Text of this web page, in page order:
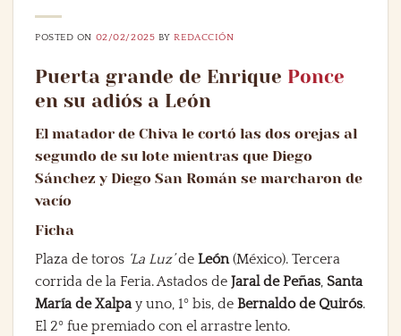
POSTED ON 02/02/2025 BYREDACCIÓN
Puerta grande de Enrique Ponce
en su adiós a León
El matador de Chiva le cortó las dos orejas al
segundo de su lote mientras que Diego
Sánchez y Diego San Román se marcharon de
vacío
Ficha
Plaza de toros ‘La Luz’de León(México). Tercera
corrida de la Feria. Astados de Jaral de Peñas, Santa
María de Xalpay uno, 1º bis, de Bernaldo de Quirós.
El 2º fue premiado con el arrastre lento.